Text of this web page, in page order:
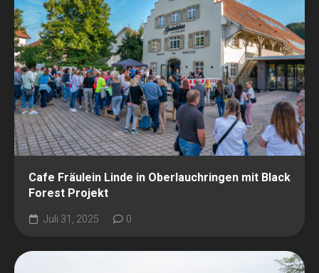
Cafe Fräulein Linde in Oberlauchringen mit Black
Forest Projekt
Juli 31, 2025 0